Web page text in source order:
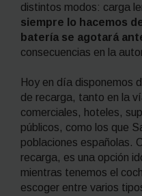
distintos modos: carga
siempre lo hacemos
batería se agotará
consecuencias en la
Hoy en día disponemos
de recarga, tanto en la
comerciales, hoteles,
públicos, como los que
poblaciones españolas.
recarga, es una opción
mientras tenemos el
escoger entre varios